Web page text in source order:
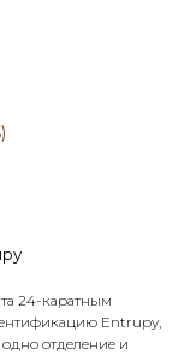
24-каратным
Entrupy,
отделение и